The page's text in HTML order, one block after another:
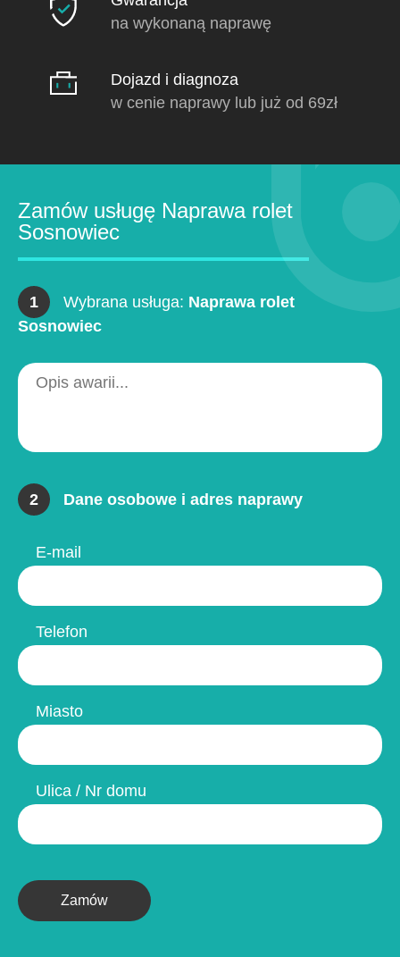
na wykonaną naprawę
Dojazd i diagnoza
w cenie naprawy lub już od 69zł
Zamów usługę Naprawa rolet
Sosnowiec
1 Wybrana usługa: Naprawa rolet
Sosnowiec
2 Dane osobowe i adres naprawy
E-mail
Telefon
Miasto
Ulica / Nr domu
Zamów